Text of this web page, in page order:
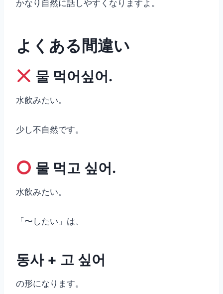
かなり自然に話しやすくなりますよ。
よくある間違い
물 먹어싶어.
水飲みたい。
少し不自然です。
물 먹고 싶어.
水飲みたい。
「〜したい」は、
동사 + 고 싶어
の形になります。